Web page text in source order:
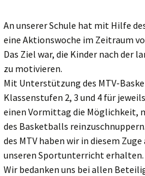
Träger
Schulsozialarbeit und
Projekt Süd² an der
Marienschule
Unsere Partner
Pädagogischer Verbund
Süd
Eltern
An unserer Schule hat mit Hilfe
eine Aktionswoche im Zeitraum
Das Ziel war, die Kinder nach der
zu motivieren.
Mit Unterstützung des MTV-
Klassenstufen 2, 3 und 4 für jeweils
einen Vormittag die Möglichkeit,
des Basketballs
des MTV haben wir in diesem
unseren Sportunterricht erhalten.
Wir bedanken uns bei allen